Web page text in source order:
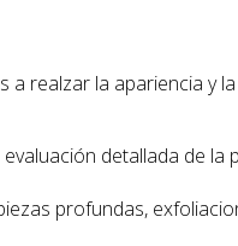
realzar la apariencia y
detallada de la
profundas,